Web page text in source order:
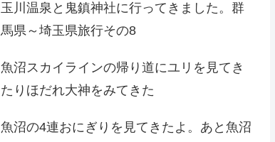
玉川温泉と鬼鎮神社に行ってきました。群
馬県～埼玉県旅行その8
魚沼スカイラインの帰り道にユリを見てき
たりほだれ大神をみてきた
魚沼の4連おにぎりを見てきたよ。あと魚沼